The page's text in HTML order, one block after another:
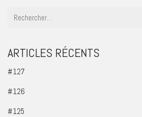
ARTICLES RÉCENTS
#127
#126
#125